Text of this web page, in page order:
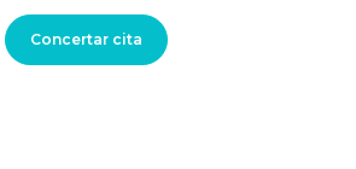
Concertar cita